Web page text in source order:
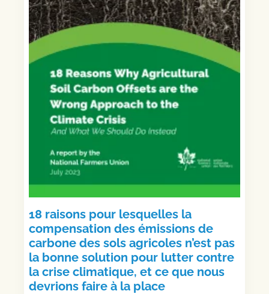
18 raisons pour lesquelles la
compensation des émissions de
carbone des sols agricoles n’est pas
la bonne solution pour lutter contre
la crise climatique, et ce que nous
devrions faire à la place